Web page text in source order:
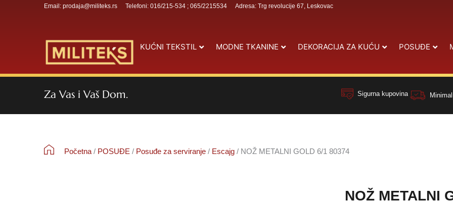
Email: prodaja@militeks.rs Telefoni: 016/215-534 ; 065/2215534 Adresa: Trg revolucije 67, Leskovac
KUĆNI TEKSTIL MODNE TKANINE DEKORACIJA ZA KUĆU POSUĐE
Za Vas i Vaš Dom. Sigurna kupovina
Početna / POSUĐE / Posuđe za serviranje / Escajg / NOŽ METALNI GOLD 6/1 80374
NOŽ METALNI